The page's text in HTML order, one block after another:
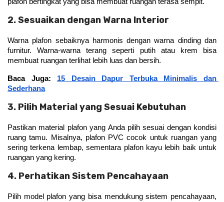
2. Sesuaikan dengan Warna Interior
Warna plafon sebaiknya harmonis dengan warna dinding dan
furnitur. Warna-warna terang seperti putih atau krem bisa
membuat ruangan terlihat lebih luas dan bersih.
Baca Juga: 15 Desain Dapur Terbuka Minimalis dan
Sederhana
3. Pilih Material yang Sesuai Kebutuhan
Pastikan material plafon yang Anda pilih sesuai dengan kondisi
ruang tamu. Misalnya, plafon PVC cocok untuk ruangan yang
sering terkena lembap, sementara plafon kayu lebih baik untuk
ruangan yang kering.
4. Perhatikan Sistem Pencahayaan
Pilih model plafon yang bisa mendukung sistem pencahayaan,